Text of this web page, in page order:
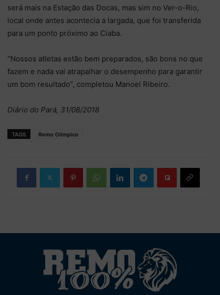
será mais na Estação das Docas, mas sim no Ver-o-Rio,
local onde antes acontecia a largada, que foi transferida
para um ponto próximo ao Ciaba.
“Nossos atletas estão bem preparados, são bons no que
fazem e nada vai atrapalhar o desempenho para garantir
um bom resultado”, completou Manoel Ribeiro.
Diário do Pará, 31/08/2018
TAGS Remo Olímpico